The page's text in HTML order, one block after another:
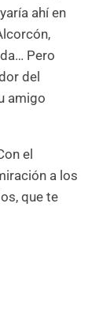
ahí en
Pero
del
amigo
el
a los
que te